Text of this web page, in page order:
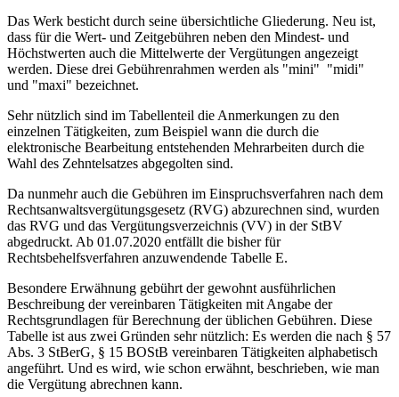
Das Werk besticht durch seine übersichtliche Gliederung. Neu ist,
dass für die Wert- und Zeitgebühren neben den Mindest- und
Höchstwerten auch die Mittelwerte der Vergütungen angezeigt
werden. Diese drei Gebührenrahmen werden als "mini" "midi"
und "maxi" bezeichnet.
Sehr nützlich sind im Tabellenteil die Anmerkungen zu den
einzelnen Tätigkeiten, zum Beispiel wann die durch die
elektronische Bearbeitung entstehenden Mehrarbeiten durch die
Wahl des Zehntelsatzes abgegolten sind.
Da nunmehr auch die Gebühren im Einspruchsverfahren nach dem
Rechtsanwaltsvergütungsgesetz (RVG) abzurechnen sind, wurden
das RVG und das Vergütungsverzeichnis (VV) in der StBV
abgedruckt. Ab 01.07.2020 entfällt die bisher für
Rechtsbehelfsverfahren anzuwendende Tabelle E.
Besondere Erwähnung gebührt der gewohnt ausführlichen
Beschreibung der vereinbaren Tätigkeiten mit Angabe der
Rechtsgrundlagen für Berechnung der üblichen Gebühren. Diese
Tabelle ist aus zwei Gründen sehr nützlich: Es werden die nach § 57
Abs. 3 StBerG, § 15 BOStB vereinbaren Tätigkeiten alphabetisch
angeführt. Und es wird, wie schon erwähnt, beschrieben, wie man
die Vergütung abrechnen kann.